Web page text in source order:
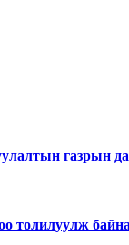
толилуулж байна